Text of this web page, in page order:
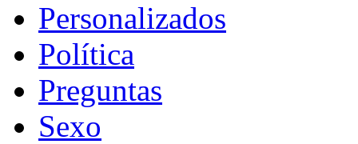
Personalizados
Política
Preguntas
Sexo